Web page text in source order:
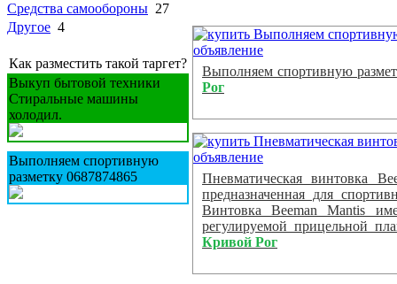
Средства самообороны 27
Другое 4
Как разместить такой таргет?
Выкуп бытовой техники
Стиральные машины
холодил.
Выполняем спортивную
разметку 0687874865
Выполняем спортивную
Рог
Пневматическая винтовка
предназначенная для
Винтовка Beeman Mantis
регулируемой прицельной
Кривой Рог